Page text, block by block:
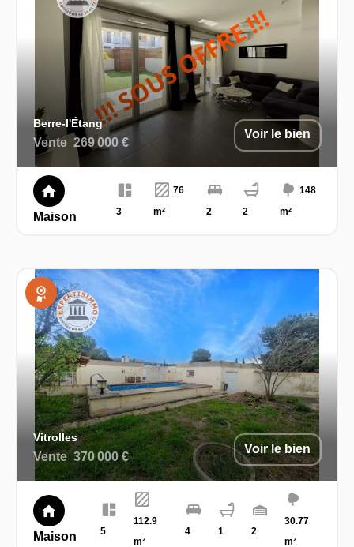
Berre-l'Étang
Vente 269 000 €
Voir le bien
Maison 3
76
m²
2 2
148
m²
Exclusivité
Vitrolles
Vente 370 000 €
Voir le bien
Maison 5
112.9
m²
4 1 2
30.77
m²